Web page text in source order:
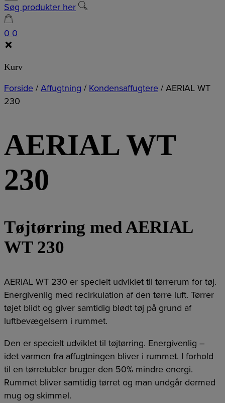
Søg produkter her
0 0
Kurv
Forside/Affugtning / Kondensaffugtere/AERIAL WT
230
AERIAL WT
230
Tøjtørring med AERIAL
WT 230
AERIAL WT 230 er specielt udviklet til tørrerum for tøj.
Energivenlig med recirkulation af den tørre luft. Tørrer
tøjet blidt og giver samtidig blødt tøj på grund af
luftbevægelsern i rummet.
Den er specielt udviklet til tøjtørring. Energivenlig –
idet varmen fra affugtningen bliver i rummet. I forhold
til en tørretubler bruger den 50% mindre energi.
Rummet bliver samtidig tørret og man undgår dermed
mug og skimmel.